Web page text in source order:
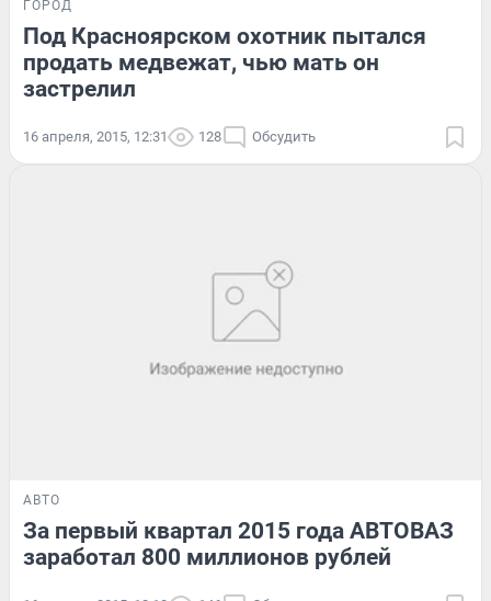
ГОРОД
Под Красноярском охотник пытался
продать медвежат, чью мать он
застрелил
16 апреля, 2015, 12:31 128 Обсудить
АВТО
За первый квартал 2015 года АВТОВАЗ
заработал 800 миллионов рублей